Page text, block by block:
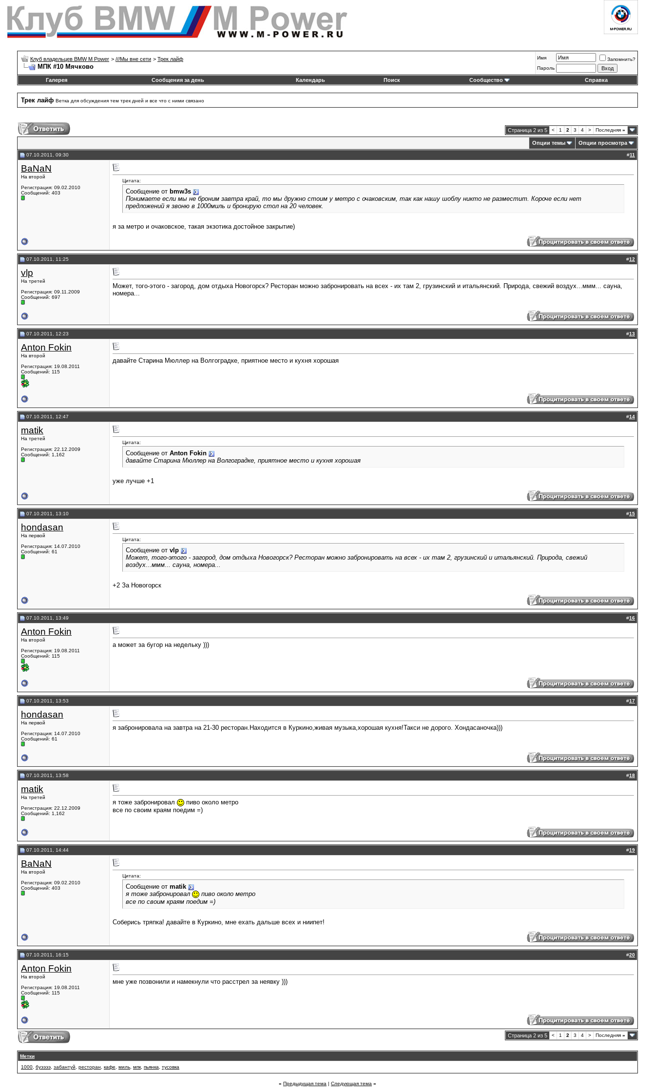
Клуб владельцев BMW M Power > ///Mы вне сети > Трек лайф
МПК #10 Мячково
Имя
Запомнить?
Пароль
Галерея Сообщения за день Календарь Поиск Сообщество Справка
Трек лайф Ветка для обсуждения тем трек дней и все что с ними связано
Страница 2 из 5 < 1 2 3 4 > Последняя »
Опции темы Опции просмотра
07.10.2011, 09:30 #11
BaNaN
На второй
Регистрация: 09.02.2010
Сообщений: 403
Цитата:
Сообщение от bmw3s
Понимаете если мы не броним завтра край, то мы дружно стоим у метро с очаковским, так как нашу шоблу никто не разместит. Короче если нет
предложений я звоню в 1000миль и бронирую стол на 20 человек.
я за метро и очаковское, такая экзотика достойное закрытие)
07.10.2011, 11:25 #12
vlp
На третей
Регистрация: 09.11.2009
Сообщений: 697
Может, того-этого - загород, дом отдыха Новогорск? Ресторан можно забронировать на всех - их там 2, грузинский и итальянский. Природа, свежий воздух...ммм... сауна,
номера...
07.10.2011, 12:23 #13
Anton Fokin
На второй
Регистрация: 19.08.2011
Сообщений: 115
давайте Старина Мюллер на Волгоградке, приятное место и кухня хорошая
07.10.2011, 12:47 #14
matik
На третей
Регистрация: 22.12.2009
Сообщений: 1,162
Цитата:
Сообщение от Anton Fokin
давайте Старина Мюллер на Волгоградке, приятное место и кухня хорошая
уже лучше +1
07.10.2011, 13:10 #15
hondasan
На первой
Регистрация: 14.07.2010
Сообщений: 61
Цитата:
Сообщение от vlp
Может, того-этого - загород, дом отдыха Новогорск? Ресторан можно забронировать на всех - их там 2, грузинский и итальянский. Природа, свежий
воздух...ммм... сауна, номера...
+2 За Новогорск
07.10.2011, 13:49 #16
Anton Fokin
На второй
Регистрация: 19.08.2011
Сообщений: 115
а может за бугор на недельку )))
07.10.2011, 13:53 #17
hondasan
На первой
Регистрация: 14.07.2010
Сообщений: 61
я забронировала на завтра на 21-30 ресторан.Находится в Куркино,живая музыка,хорошая кухня!Такси не дорого. Хондасаночка)))
07.10.2011, 13:58 #18
matik
На третей
Регистрация: 22.12.2009
Сообщений: 1,162
я тоже забронировал
пиво около метро
все по своим краям поедим =)
07.10.2011, 14:44 #19
BaNaN
На второй
Регистрация: 09.02.2010
Сообщений: 403
Цитата:
Сообщение от matik
я тоже забронировал
пиво около метро
все по своим краям поедим =)
Соберись тряпка! давайте в Куркино, мне ехать дальше всех и ниипет!
07.10.2011, 16:15 #20
Anton Fokin
На второй
Регистрация: 19.08.2011
Сообщений: 115
мне уже позвонили и намекнули что расстрел за неявку )))
Страница 2 из 5 < 1 2 3 4 > Последняя »
Метки
1000 буээээ забантуй ресторан кафе миль мпк пьянка тусовка
« Предыдущая тема | Следующая тема »